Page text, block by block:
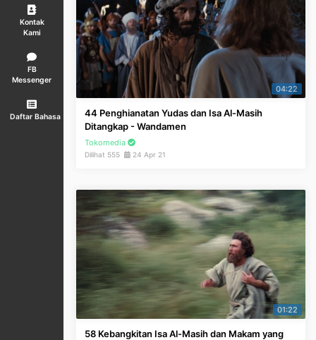
Kontak
Kami
FB
Messenger
Daftar Bahasa
04:22
44 Penghianatan Yudas dan Isa Al-Masih
Ditangkap - Wandamen
Tokomedia
Dilihat 555 24 Apr 21
01:22
58 Kebangkitan Isa Al-Masih dan Makam yang